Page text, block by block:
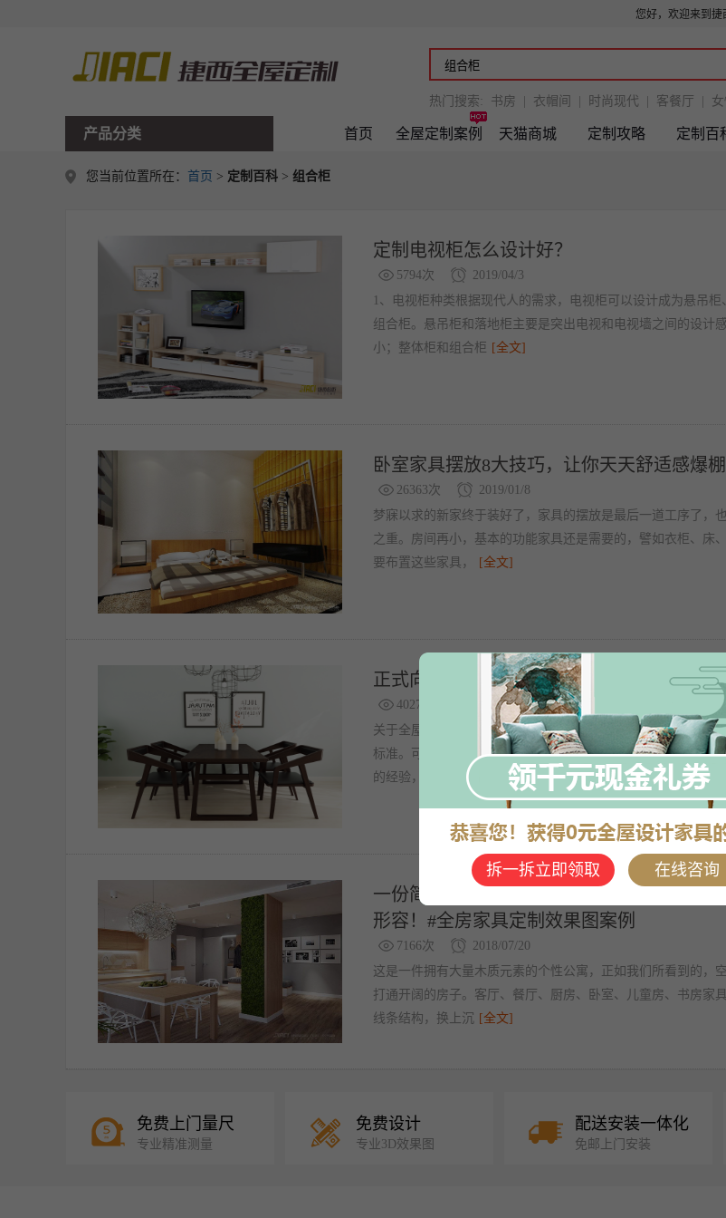
您好，欢迎来到捷
热门搜索: 书房 衣帽间 时尚现代 客餐厅
产品分类 首页 全屋定制案例 天猫商城 定制攻略 定制百
您当前位置所在： 首页 > 定制百科 > 组合柜
定制电视柜怎么设计好？
5794次
2019/04/3
1、电视柜种类根据现代人的需求，电视柜可以设计成为悬吊柜
组合柜。悬吊柜和落地柜主要是突出电视和电视墙之间的设计
小；整体柜和组合柜 [全文]
卧室家具摆放8大技巧，让你天天舒适感爆棚
26363次
2019/01/8
梦寐以求的新家终于装好了，家具的摆放是最后一道工序了，
之重。房间再小，基本的功能家具还是需要的，譬如衣柜、床
要布置这些家具，
[全文]
正式向大家推荐：全屋家具定制必知的标准
40275次
2018/09/10
关于全屋定制家具，你是不是有很多问题要问？今天就给大家
标准。可能不是很全，但足以了解常规的一些家居尺寸，看完
的经验，掌握了这
[全文]
一份简约原木系家具定制案例分享，野生、
形容！#全房家具定制效果图案例
7166次
2018/07/20
这是一件拥有大量木质元素的个性公寓，正如我们所看到的，
打通开阔的房子。客厅、餐厅、厨房、卧室、儿童房、书房家
线条结构，换上沉 [全文]
捷西探索优生活
免费上门量尺
专业精准测量
免费设计
专业3D效果图
配送安装一体化
免邮上门安装
拆一拆立即领取 在线咨询